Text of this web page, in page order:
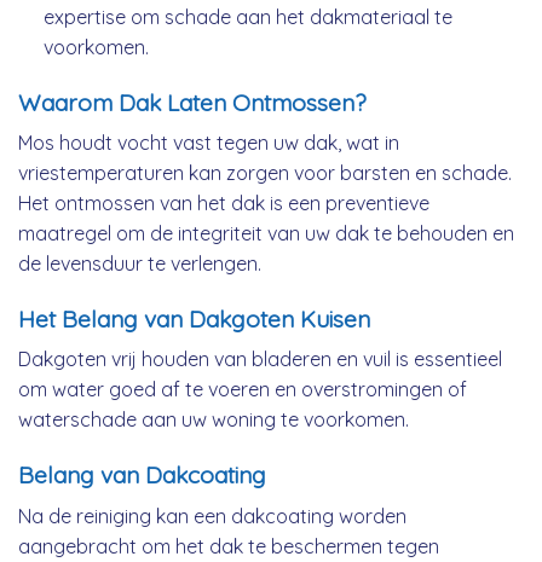
expertise om schade aan het dakmateriaal te
voorkomen.
Waarom Dak Laten Ontmossen?
Mos houdt vocht vast tegen uw dak, wat in
vriestemperaturen kan zorgen voor barsten en schade.
Het ontmossen van het dak is een preventieve
maatregel om de integriteit van uw dak te behouden en
de levensduur te verlengen.
Het Belang van Dakgoten Kuisen
Dakgoten vrij houden van bladeren en vuil is essentieel
om water goed af te voeren en overstromingen of
waterschade aan uw woning te voorkomen.
Belang van Dakcoating
Na de reiniging kan een dakcoating worden
aangebracht om het dak te beschermen tegen